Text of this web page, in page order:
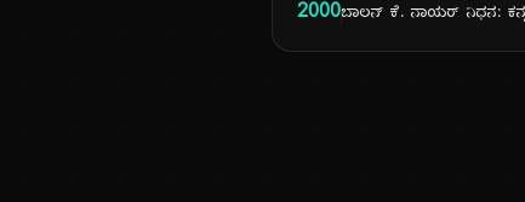
2000ಬಾಲನ್ ಕೆ. ನಾಯರ್ ನಿಧನ: